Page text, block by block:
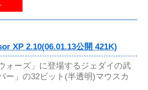
XP 2.10(06.01.13公開 421K)
ォーズ」に登場するジェダイの武
ー」の32ビット(半透明)マウスカ